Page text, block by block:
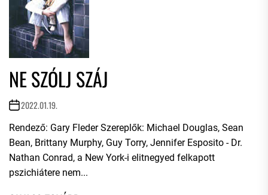
NE SZÓLJ SZÁJ
2022.01.19.
Rendező: Gary Fleder Szereplők: Michael Douglas, Sean
Bean, Brittany Murphy, Guy Torry, Jennifer Esposito - Dr.
Nathan Conrad, a New York-i elitnegyed felkapott
pszichiátere nem...